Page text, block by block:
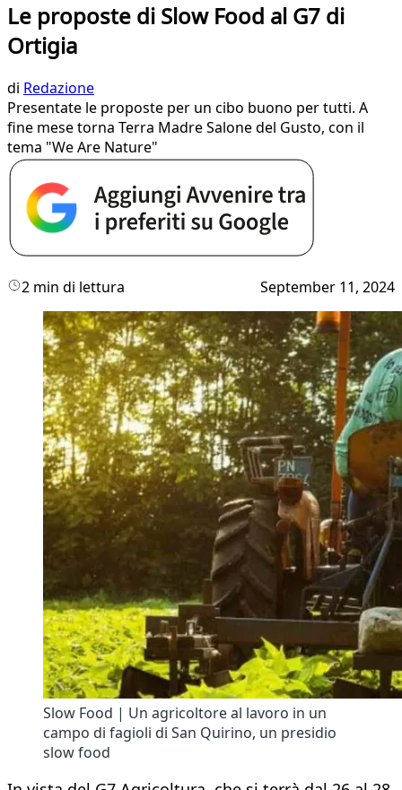
Le proposte di Slow Food al G7 di
Ortigia
di Redazione
Presentate le proposte per un cibo buono per tutti. A
fine mese torna Terra Madre Salone del Gusto, con il
tema "We Are Nature"
2 min di lettura September 11, 2024
Slow Food | Un agricoltore al lavoro in un
campo di fagioli di San Quirino, un presidio
slow food